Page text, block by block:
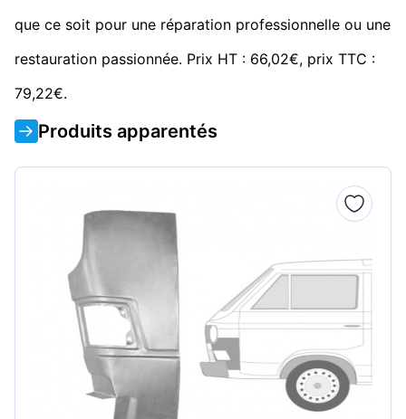
que ce soit pour une réparation professionnelle ou une
restauration passionnée. Prix HT : 66,02€, prix TTC :
79,22€.
Produits apparentés